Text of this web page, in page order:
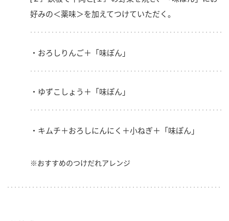
好みの＜薬味＞を加えてつけていただく。
・おろしりんご＋「味ぽん」
・ゆずこしょう＋「味ぽん」
・キムチ＋おろしにんにく＋小ねぎ＋「味ぽん」
※おすすめのつけだれアレンジ